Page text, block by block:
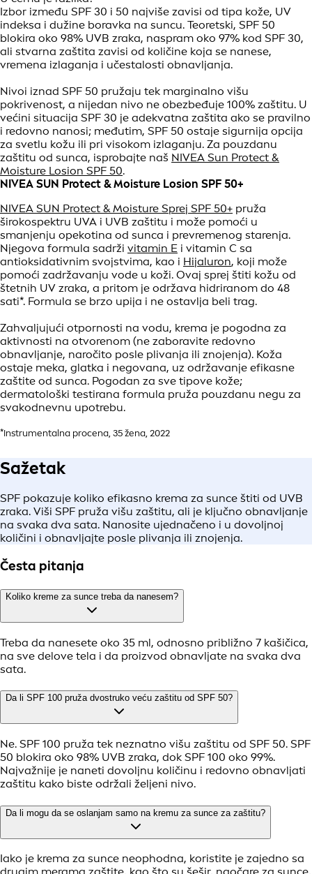
Izbor između SPF 30 i 50 najviše zavisi od tipa kože, UV
indeksa i dužine boravka na suncu. Teoretski, SPF 50
blokira oko 98% UVB zraka, naspram oko 97% kod SPF 30,
ali stvarna zaštita zavisi od količine koja se nanese,
vremena izlaganja i učestalosti obnavljanja.
Nivoi iznad SPF 50 pružaju tek marginalno višu
pokrivenost, a nijedan nivo ne obezbeđuje 100% zaštitu. U
većini situacija SPF 30 je adekvatna zaštita ako se pravilno
i redovno nanosi; međutim, SPF 50 ostaje sigurnija opcija
za svetlu kožu ili pri visokom izlaganju. Za pouzdanu
zaštitu od sunca, isprobajte naš NIVEA Sun Protect &
Moisture Losion SPF 50.
NIVEA SUN Protect & Moisture Losion SPF 50+
NIVEA SUN Protect & Moisture Sprej SPF 50+ pruža
širokospektru UVA i UVB zaštitu i može pomoći u
smanjenju opekotina od sunca i prevremenog starenja.
Njegova formula sadrži vitamin E i vitamin C sa
antioksidativnim svojstvima, kao i Hijaluron, koji može
pomoći zadržavanju vode u koži. Ovaj sprej štiti kožu od
štetnih UV zraka, a pritom je održava hidriranom do 48
sati*. Formula se brzo upija i ne ostavlja beli trag.
Zahvaljujući otpornosti na vodu, krema je pogodna za
aktivnosti na otvorenom (ne zaboravite redovno
obnavljanje, naročito posle plivanja ili znojenja). Koža
ostaje meka, glatka i negovana, uz održavanje efikasne
zaštite od sunca. Pogodan za sve tipove kože;
dermatološki testirana formula pruža pouzdanu negu za
svakodnevnu upotrebu.
*Instrumentalna procena, 35 žena, 2022
Sažetak
SPF pokazuje koliko efikasno krema za sunce štiti od UVB
zraka. Viši SPF pruža višu zaštitu, ali je ključno obnavljanje
na svaka dva sata. Nanosite ujednačeno i u dovoljnoj
količini i obnavljajte posle plivanja ili znojenja.
Česta pitanja
Koliko kreme za sunce treba da nanesem?
Treba da nanesete oko 35 ml, odnosno približno 7 kašičica,
na sve delove tela i da proizvod obnavljate na svaka dva
sata.
Da li SPF 100 pruža dvostruko veću zaštitu od SPF 50?
Ne. SPF 100 pruža tek neznatno višu zaštitu od SPF 50. SPF
50 blokira oko 98% UVB zraka, dok SPF 100 oko 99%.
Najvažnije je naneti dovoljnu količinu i redovno obnavljati
zaštitu kako biste održali željeni nivo.
Da li mogu da se oslanjam samo na kremu za sunce za zaštitu?
Iako je krema za sunce neophodna, koristite je zajedno sa